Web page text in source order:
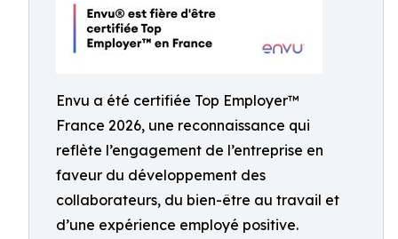
Envu a été certifiée Top Employer™️
France 2026, une reconnaissance qui
reflète l’engagement de l’entreprise en
faveur du développement des
collaborateurs, du bien-être au travail et
d’une expérience employé positive.